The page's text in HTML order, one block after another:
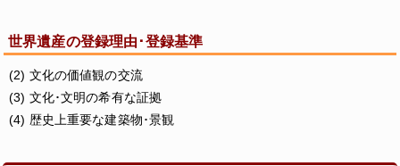
世界遺産の登録理由･登録基準
(2) 文化の価値観の交流
(3) 文化･文明の希有な証拠
(4) 歴史上重要な建築物･景観